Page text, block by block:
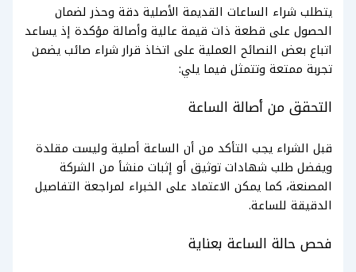
يتطلب شراء الساعات القديمة الأصلية دقة وحذر لضمان
الحصول على قطعة ذات قيمة عالية وأصالة مؤكدة إذ يساعد
اتباع بعض النصائح العملية على اتخاذ قرار شراء صائب يضمن
تجربة ممتعة وتتمثل فيما يلي:
التحقق من أصالة الساعة
قبل الشراء يجب التأكد من أن الساعة أصلية وليست مقلدة
ويفضل طلب شهادات توثيق أو إثبات منشأ من الشركة
المصنعة، كما يمكن الاعتماد على الخبراء لمراجعة التفاصيل
الدقيقة للساعة.
فحص حالة الساعة بعناية